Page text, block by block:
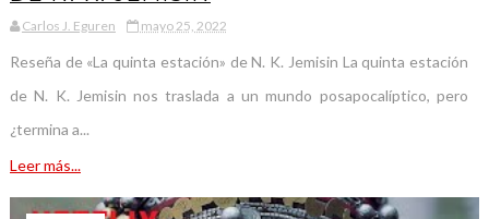
Carlos J. Eguren mayo 25, 2022
Reseña de «La quinta estación» de N. K. Jemisin La quinta estación
de N. K. Jemisin nos traslada a un mundo posapocalíptico, pero
¿termina a...
Leer más...